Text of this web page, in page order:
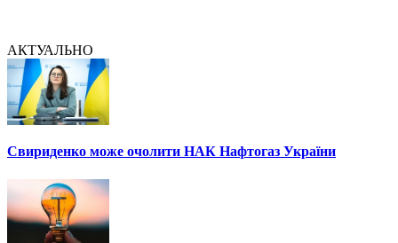
АКТУАЛЬНО
Свириденко може очолити НАК Нафтогаз України